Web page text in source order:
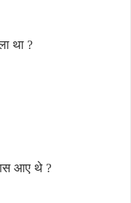
था ?
आए थे ?